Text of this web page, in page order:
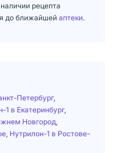
рецепта
до ближайшей аптеки.
Петербург,
1 в Екатеринбург,
Новгород
Нутрилон-1 в Ростове-